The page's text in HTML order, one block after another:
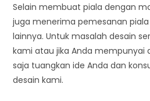
Selain membuat piala dengan
juga menerima pemesanan
lainnya. Untuk masalah desain
kami atau jika Anda mempunyai
saja tuangkan ide Anda dan
desain kami.